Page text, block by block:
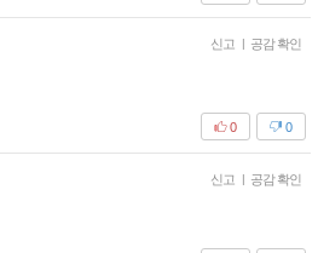
신고 | 공감 확인
0
0
신고 | 공감 확인